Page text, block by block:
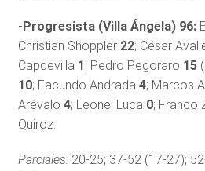
-Progresista (Villa Ángela) 96:
Christian Shoppler 22; César
Capdevilla 1 ; Pedro Pegoraro 15
10; Facundo Andrada 4; Marcos
Arévalo 4; Leonel Luca 0; Franco
Quiroz.
Parciales:20-25; 37-52 (17-27);